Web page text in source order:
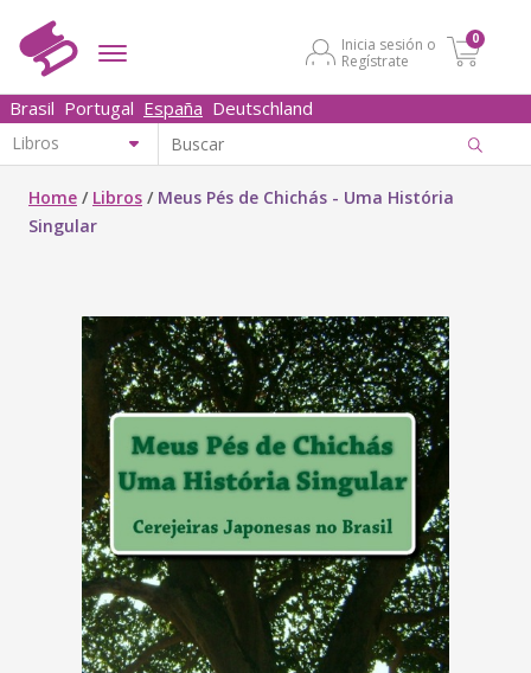
Inicia sesión o
Regístrate
0
Brasil Portugal España Deutschland
Home / Libros / Meus Pés de Chichás - Uma História
Singular